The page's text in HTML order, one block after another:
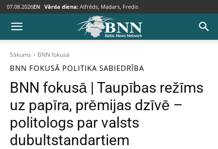
07.08.2026EN Vārda diena: Alfrēds, Madars, Fredis
Sākums BNN fokusā
BNN FOKUSĀ POLITIKA SABIEDRĪBA
BNN fokusā | Taupības režīms
uz papīra, prēmijas dzīvē –
politologs par valsts
dubultstandartiem